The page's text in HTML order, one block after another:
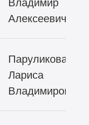
Владимир
Алексеевич
Паруликова
Лариса
Владимировна